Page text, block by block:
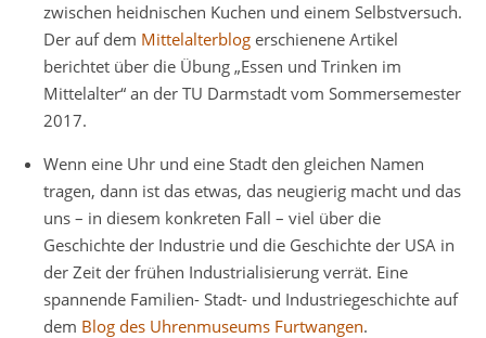
zwischen heidnischen Kuchen und einem Selbstversuch.
Der auf dem Mittelalterblog erschienene Artikel
berichtet über die Übung „Essen und Trinken im
Mittelalter“ an der TU Darmstadt vom Sommersemester
2017.
Wenn eine Uhr und eine Stadt den gleichen Namen
tragen, dann ist das etwas, das neugierig macht und das
uns – in diesem konkreten Fall – viel über die
Geschichte der Industrie und die Geschichte der USA in
der Zeit der frühen Industrialisierung verrät. Eine
spannende Familien- Stadt- und Industriegeschichte auf
dem Blog des Uhrenmuseums Furtwangen.